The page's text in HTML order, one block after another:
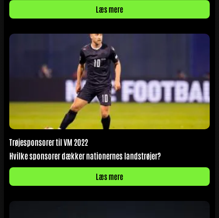
Læs mere
Trøjesponsorer til VM 2022
Hvilke sponsorer dækker nationernes landstrøjer?
Læs mere